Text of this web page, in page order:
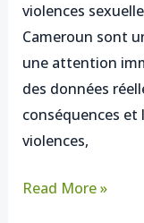
violences
Cameroun sont
une attention
des données
conséquences et
violences,
sexuelles
dans
les
universités
au
Cameroun
Read More »